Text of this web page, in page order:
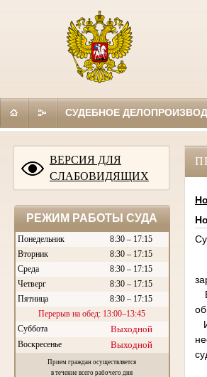
СУДЕБНОЕ
ВЕРСИЯ ДЛЯ
СЛАБОВИДЯЩИХ
РЕЖИМ РАБОТЫ СУДА
Понедельник
8:30 – 17:15
Вторник
8:30 – 17:15
Среда
8:30 – 17:15
Четверг
8:30 – 17:15
Пятница
8:30 – 17:15
Перерыв на обед: 13:00–13:45
Суббота
Выходной
Воскресенье Выходной
Прием граждан осуществляется
в течение всего рабочего дня